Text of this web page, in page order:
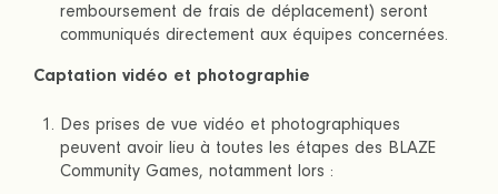
remboursement de frais de déplacement) seront
communiqués directement aux équipes concernées.
Captation vidéo et photographie
Des prises de vue vidéo et photographiques
peuvent avoir lieu à toutes les étapes des BLAZE
Community Games, notamment lors :